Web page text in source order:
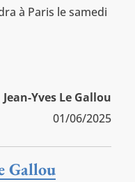
à Paris le samedi
Jean-Yves Le Gallou
01/06/2025
Gallou